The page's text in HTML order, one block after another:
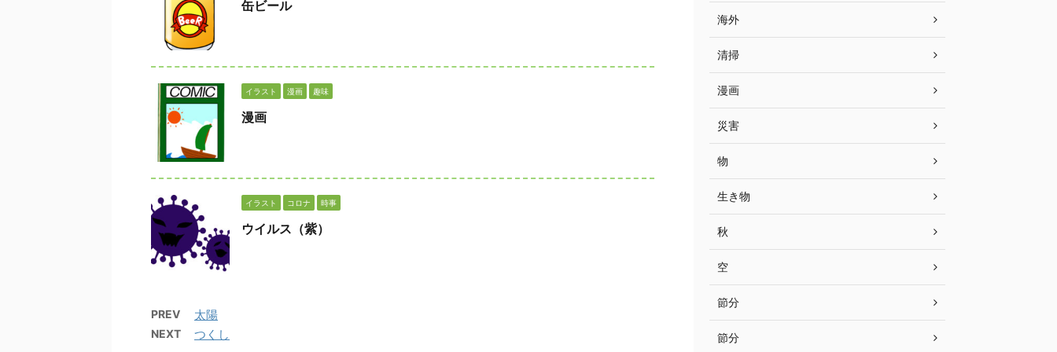
缶ビール
イラスト 漫画 趣味
漫画
イラスト コロナ 時事
ウイルス（紫）
PREV 太陽
NEXT つくし
海外
清掃
漫画
災害
物
生き物
秋
空
節分
節分